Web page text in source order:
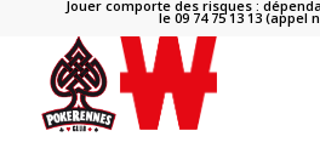
Jouer comporte des risques :
le 09 74 75 13 13 (appel